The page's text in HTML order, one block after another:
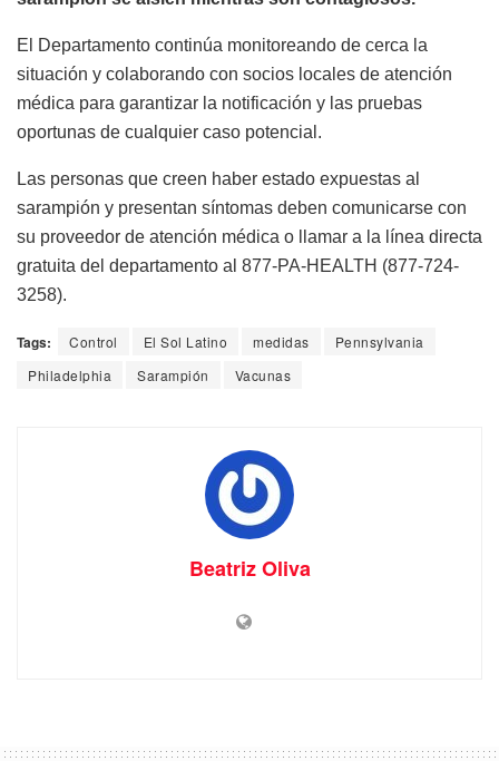
El Departamento continúa monitoreando de cerca la
situación y colaborando con socios locales de atención
médica para garantizar la notificación y las pruebas
oportunas de cualquier caso potencial.
Las personas que creen haber estado expuestas al
sarampión y presentan síntomas deben comunicarse con
su proveedor de atención médica o llamar a la línea directa
gratuita del departamento al 877-PA-HEALTH (877-724-
3258).
Tags: Control El Sol Latino medidas
Pennsylvania
Philadelphia
Sarampión Vacunas
Beatriz Oliva